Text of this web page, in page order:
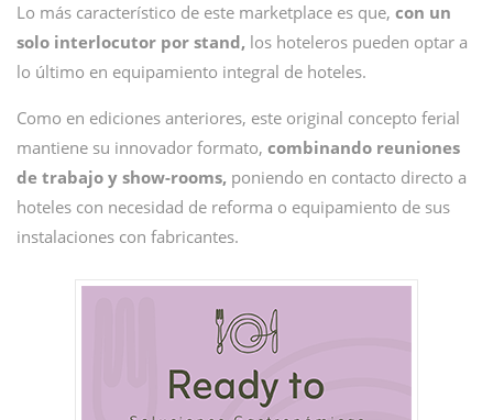
Lo más característico de este marketplace es que, con un
solo interlocutor por stand, los hoteleros pueden optar a
lo último en equipamiento integral de hoteles.
Como en ediciones anteriores, este original concepto ferial
mantiene su innovador formato, combinando reuniones
de trabajo y show-rooms, poniendo en contacto directo a
hoteles con necesidad de reforma o equipamiento de sus
instalaciones con fabricantes.